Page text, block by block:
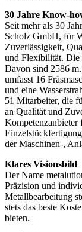
30 Jahre Know-
Seit mehr als 30
Scholz GmbH, für
Zuverlässigkeit,
und Flexibilität. Die
Davon sind 2586
umfasst 16
und eine
51 Mitarbeiter, die
an Qualität und
der Maschinen-,
Klares Visionsbild
Der Name
Präzision und
Metallbearbeitung
stets das beste
bieten.